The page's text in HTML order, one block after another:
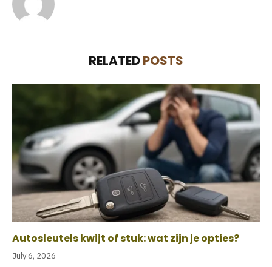
RELATEDPOSTS
Autosleutels kwijt of stuk: wat zijn je opties?
July 6, 2026